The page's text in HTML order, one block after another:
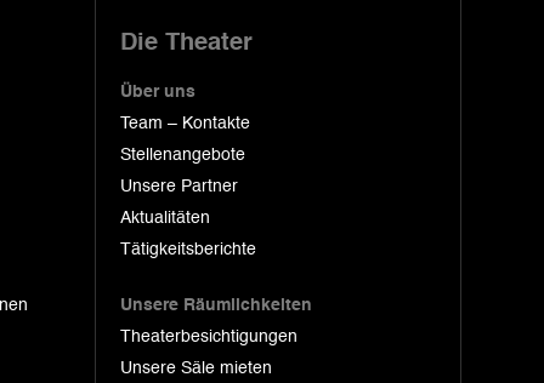
Die Theater
Über uns
Team – Kontakte
Stellenangebote
Unsere Partner
Aktualitäten
Tätigkeitsberichte
Unsere Räumlichkeiten
Theaterbesichtigungen
Unsere Säle mieten